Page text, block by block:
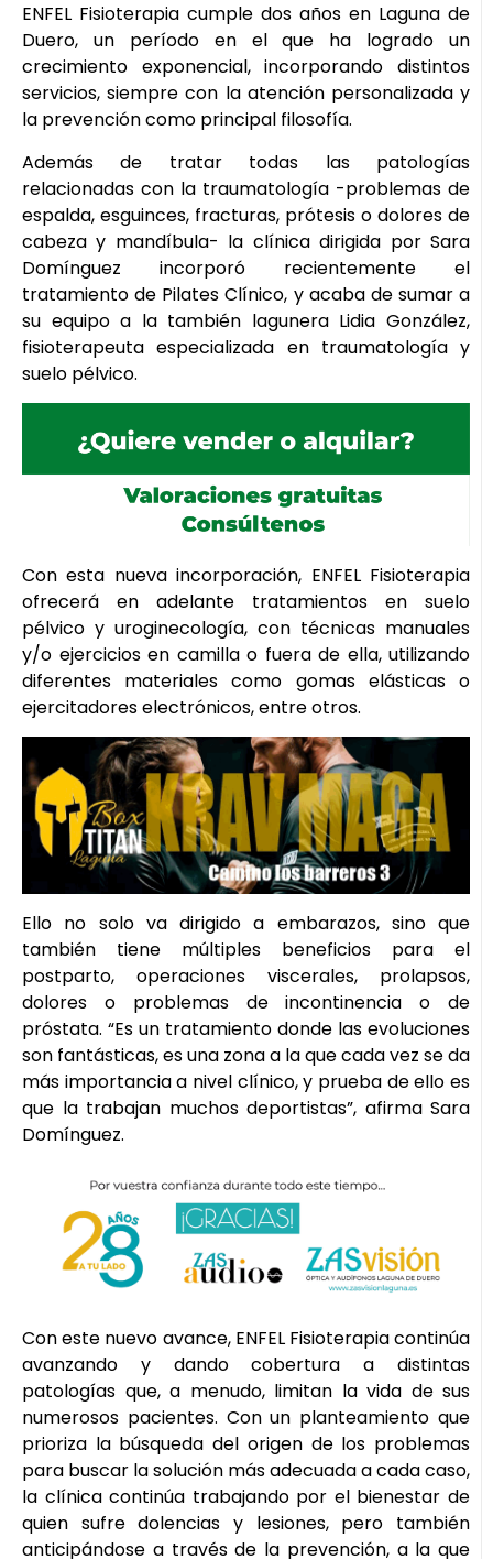
ENFEL Fisioterapia cumple dos años en Laguna de
Duero, un período en el que ha logrado un
crecimiento exponencial, incorporando distintos
servicios, siempre con la atención personalizada y
la prevención como principal filosofía.
Además de tratar todas las patologías
relacionadas con la traumatología -problemas de
espalda, esguinces, fracturas, prótesis o dolores de
cabeza y mandíbula- la clínica dirigida por Sara
Domínguez incorporó recientemente el
tratamiento de Pilates Clínico, y acaba de sumar a
su equipo a la también lagunera Lidia González,
fisioterapeuta especializada en traumatología y
suelo pélvico.
Con esta nueva incorporación, ENFEL Fisioterapia
ofrecerá en adelante tratamientos en suelo
pélvico y uroginecología, con técnicas manuales
y/o ejercicios en camilla o fuera de ella, utilizando
diferentes materiales como gomas elásticas o
ejercitadores electrónicos, entre otros.
Ello no solo va dirigido a embarazos, sino que
también tiene múltiples beneficios para el
postparto, operaciones viscerales, prolapsos,
dolores o problemas de incontinencia o de
próstata. “Es un tratamiento donde las evoluciones
son fantásticas, es una zona a la que cada vez se da
más importancia a nivel clínico, y prueba de ello es
que la trabajan muchos deportistas”, afirma Sara
Domínguez.
Con este nuevo avance, ENFEL Fisioterapia continúa
avanzando y dando cobertura a distintas
patologías que, a menudo, limitan la vida de sus
numerosos pacientes. Con un planteamiento que
prioriza la búsqueda del origen de los problemas
para buscar la solución más adecuada a cada caso,
la clínica continúa trabajando por el bienestar de
quien sufre dolencias y lesiones, pero también
anticipándose a través de la prevención, a la que